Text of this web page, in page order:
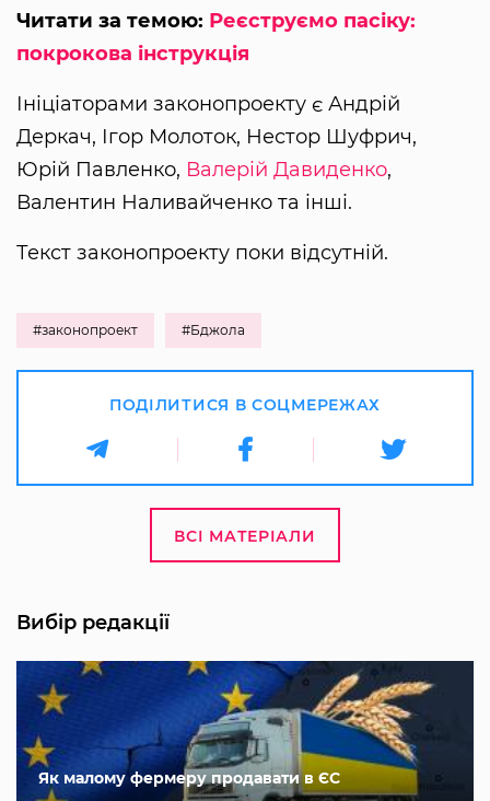
Читати за темою: Реєструємо пасіку:
покрокова інструкція
Ініціаторами законопроекту є Андрій
Деркач, Ігор Молоток, Нестор Шуфрич,
Юрій Павленко, Валерій Давиденко,
Валентин Наливайченко та інші.
Текст законопроекту поки відсутній.
#законопроект #Бджола
ПОДІЛИТИСЯ В СОЦМЕРЕЖАХ
ВСІ МАТЕРІАЛИ
Вибір редакції
Як малому фермеру продавати в ЄС